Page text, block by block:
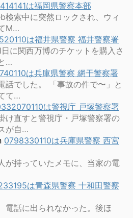
は福岡県警察本部
検索中に突然ロックされ、ウィ
M…
は福井県警察 福井警察署
日に関西万博のチケットを購入さ
…
は兵庫県警察 網干警察署
話でした。 「事故の件で〜」と
て…
は警視庁 戸塚警察署
け直すと警視庁・戸塚警察署の
が自…
0798330110は兵庫県警察 西宮
が持っていたメモに、当家の電
は青森県警察 十和田警察
電話に出られなかった。後ほ